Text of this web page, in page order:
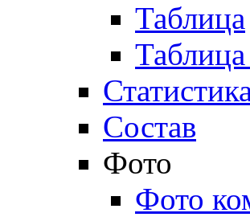
Таблица
Состав
Фото
Фото